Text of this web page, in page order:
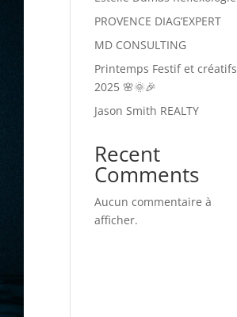
PROVENCE DIAG’EXPERT
MD CONSULTING
Printemps Festif et créatifs
2025 🌸🌞🎉
Jason Smith REALTY
Recent
Comments
Aucun commentaire à
afficher.